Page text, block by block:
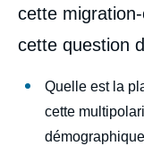
cette
cette question
Quelle est la
cette